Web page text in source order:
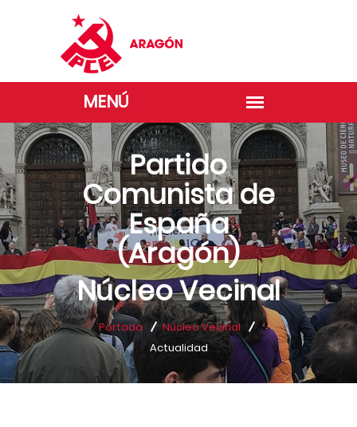
Partido
Comunista de
España
(Aragón)
Núcleo Vecinal
Portada
Núcleo Vecinal
Actualidad